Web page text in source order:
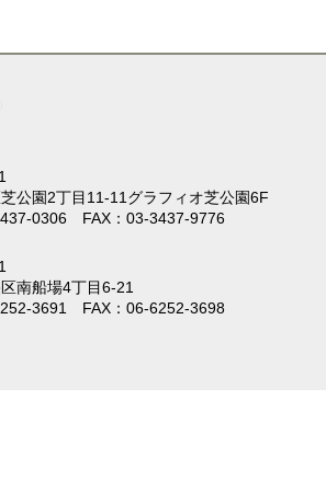
公園2丁目11-11 グラフィオ芝公園6F
0306 FAX：03-3437-9776
南船場4丁目6-21
3691 FAX：06-6252-3698